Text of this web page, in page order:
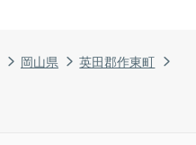
岡山県
英田郡作東町